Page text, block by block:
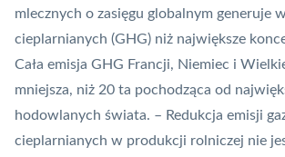
mlecznych o zasięgu globalnym generuje
cieplarnianych (GHG) niż największe
Cała emisja GHG Francji, Niemiec i
mniejsza, niż 20 ta pochodząca od
hodowlanych świata. – Redukcja emisji
cieplarnianych w produkcji rolniczej nie